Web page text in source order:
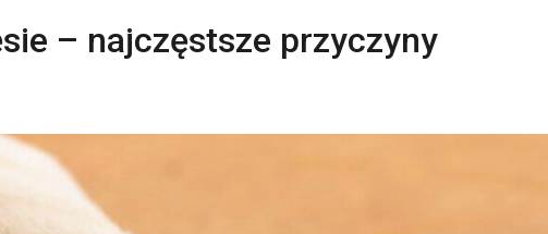
– najczęstsze przyczyny